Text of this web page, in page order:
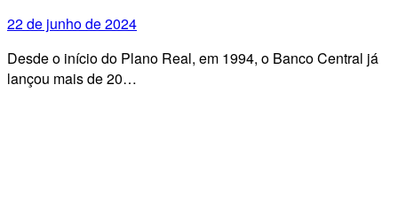
22 de junho de 2024
Desde o início do Plano Real, em 1994, o Banco Central já
lançou mais de 20…